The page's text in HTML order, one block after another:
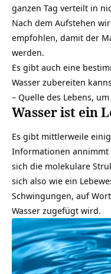
ganzen Tag verteilt in
Nach dem Aufstehen
empfohlen, damit der
werden.
Es gibt auch eine
Wasser zubereiten
– Quelle des Lebens,
Wasser ist ein
Es gibt mittlerweile
Informationen
sich die molekulare
sich also wie ein
Schwingungen, auf
Wasser zugefügt wird.